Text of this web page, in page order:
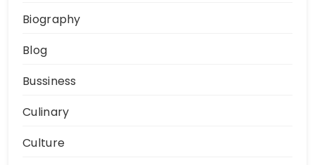
Biography
Blog
Bussiness
Culinary
Culture